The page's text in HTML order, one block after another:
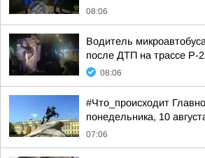
08:06
Водитель
после ДТП на трассе Р-
08:06
#Что_происходит
понедельника, 10
07:06